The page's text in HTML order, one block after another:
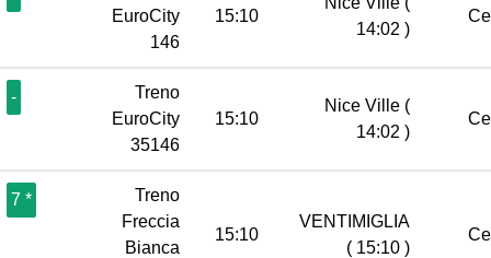
EuroCity
146
15:10
14:02 )
-
Treno
EuroCity
35146
15:10
Nice Ville (
14:02 )
7 *
Treno
Freccia
Bianca
15:10
VENTIMIGLIA
( 15:10 )